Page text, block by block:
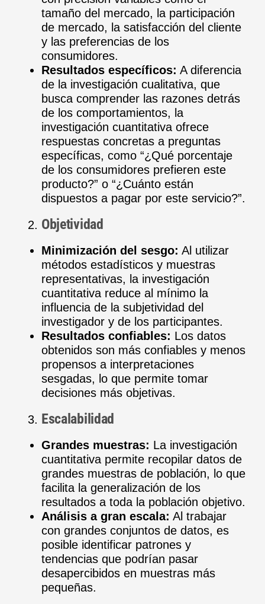
tamaño del mercado, la participación
de mercado, la satisfacción del cliente
y las preferencias de los
consumidores.
Resultados específicos: A diferencia
de la investigación cualitativa, que
busca comprender las razones detrás
de los comportamientos, la
investigación cuantitativa ofrece
respuestas concretas a preguntas
específicas, como “¿Qué porcentaje
de los consumidores prefieren este
producto?” o “¿Cuánto están
dispuestos a pagar por este servicio?”.
Objetividad
Minimización del sesgo: Al utilizar
métodos estadísticos y muestras
representativas, la investigación
cuantitativa reduce al mínimo la
influencia de la subjetividad del
investigador y de los participantes.
Resultados confiables: Los datos
obtenidos son más confiables y menos
propensos a interpretaciones
sesgadas, lo que permite tomar
decisiones más objetivas.
Escalabilidad
Grandes muestras: La investigación
cuantitativa permite recopilar datos de
grandes muestras de población, lo que
facilita la generalización de los
resultados a toda la población objetivo.
Análisis a gran escala: Al trabajar
con grandes conjuntos de datos, es
posible identificar patrones y
tendencias que podrían pasar
desapercibidos en muestras más
pequeñas.